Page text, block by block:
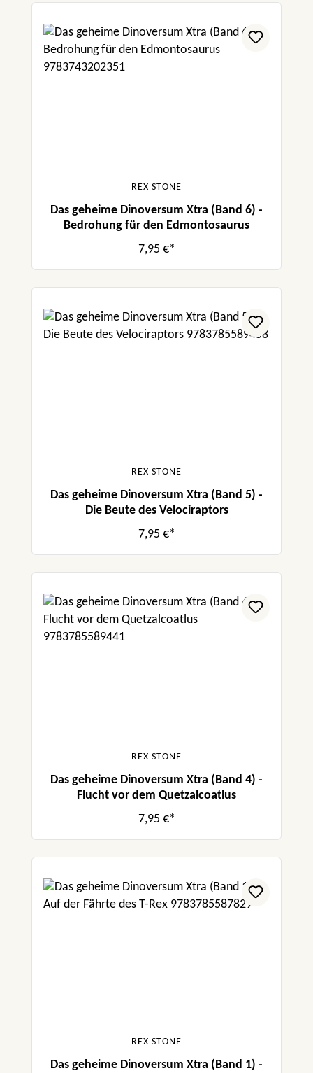
REX STONE
Das geheime Dinoversum Xtra (Band 6) -
Bedrohung für den Edmontosaurus
7,95 €*
REX STONE
Das geheime Dinoversum Xtra (Band 5) -
Die Beute des Velociraptors
7,95 €*
REX STONE
Das geheime Dinoversum Xtra (Band 4) -
Flucht vor dem Quetzalcoatlus
7,95 €*
REX STONE
Das geheime Dinoversum Xtra (Band 1) -